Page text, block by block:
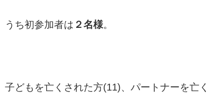
うち初参加者は ２名様。
子どもを亡くされた方(11)、パートナーを亡く